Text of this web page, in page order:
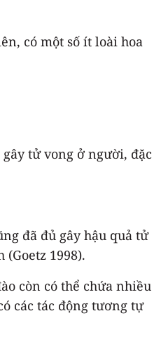
có một số ít loài hoa
tử vong ở người, đặc
đã đủ gây hậu quả tử
1998).
còn có thể chứa nhiều
các tác động tương tự